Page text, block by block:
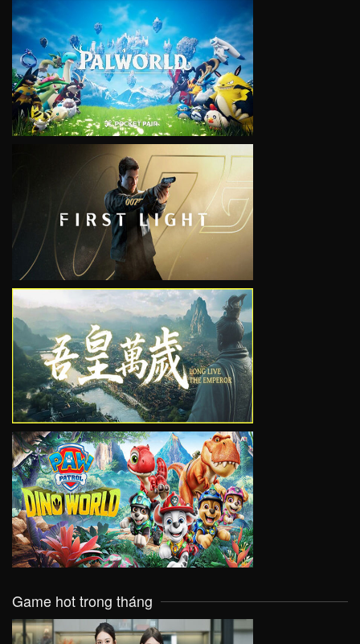
VIEW
VIEW
VIEW
VIEW
Game hot trong tháng